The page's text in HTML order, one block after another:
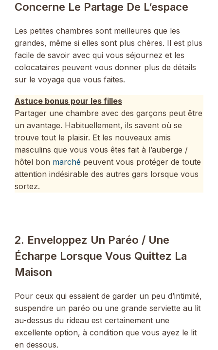
Concerne Le Partage De L’espace
Les petites chambres sont meilleures que les
grandes, même si elles sont plus chères. Il est plus
facile de savoir avec qui vous séjournez et les
colocataires peuvent vous donner plus de détails
sur le voyage que vous faites.
Astuce bonus pour les filles
Partager une chambre avec des garçons peut être
un avantage. Habituellement, ils savent où se
trouve tout le plaisir. Et les nouveaux amis
masculins que vous vous êtes fait à l’auberge /
hôtel bon marché peuvent vous protéger de toute
attention indésirable des autres gars lorsque vous
sortez.
2. Enveloppez Un Paréo / Une
Écharpe Lorsque Vous Quittez La
Maison
Pour ceux qui essaient de garder un peu d’intimité,
suspendre un paréo ou une grande serviette au lit
au-dessus du rideau est certainement une
excellente option, à condition que vous ayez le lit
en dessous.